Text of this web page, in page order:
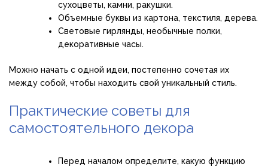
сухоцветы, камни, ракушки.
Объемные буквы из картона, текстиля, дерева.
Световые гирлянды, необычные полки,
декоративные часы.
Можно начать с одной идеи, постепенно сочетая их
между собой, чтобы находить свой уникальный стиль.
Практические советы для
самостоятельного декора
Перед началом определите, какую функцию